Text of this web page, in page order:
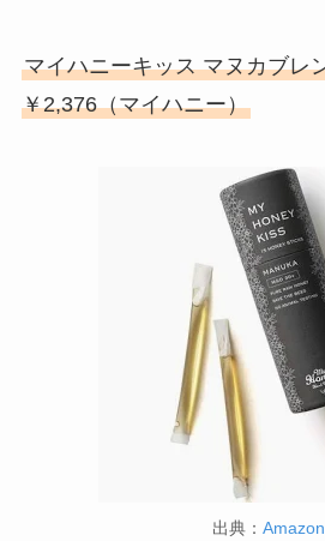
マイハニーキッス マヌカブレ
￥2,376（マイハニー）
出典： Amazon